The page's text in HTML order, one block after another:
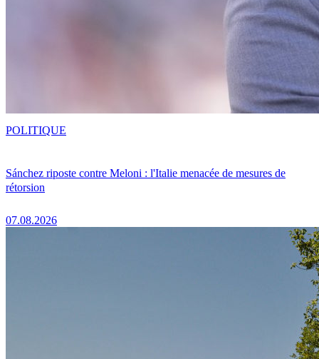
Sánchez riposte contre Meloni : l'Italie menacée de mesures de
rétorsion
07.08.2026
POLITIQUE